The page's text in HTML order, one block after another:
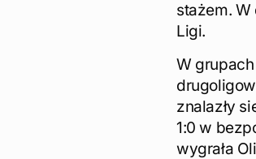
stażem. W
Ligi.
W
znalazły
1:0 w
wygrała